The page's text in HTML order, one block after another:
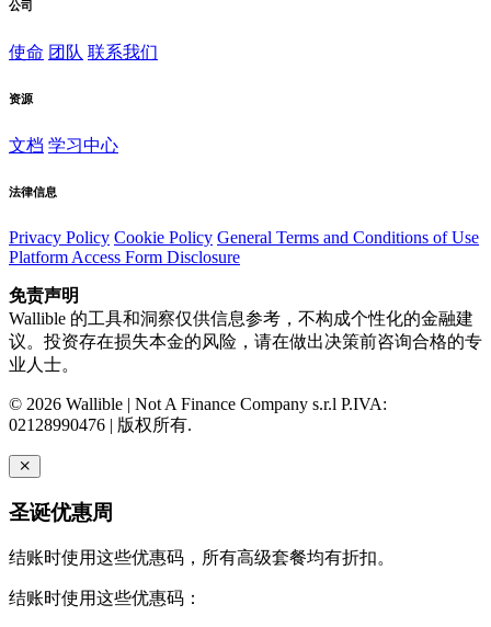
公司
使命 团队 联系我们
资源
文档 学习中心
法律信息
Privacy Policy Cookie Policy General Terms and Conditions of Use
Platform Access Form Disclosure
免责声明
Wallible 的工具和洞察仅供信息参考，不构成个性化的金融建
议。投资存在损失本金的风险，请在做出决策前咨询合格的专
业人士。
© 2026 Wallible | Not A Finance Company s.r.l P.IVA:
02128990476 | 版权所有.
圣诞优惠周
结账时使用这些优惠码，所有高级套餐均有折扣。
结账时使用这些优惠码：